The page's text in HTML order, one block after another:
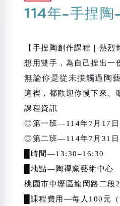
114年-手捏
【手捏陶創作課程｜熱烈
想用雙手，為自己捏出一
無論你是從未接觸過陶
這裡，都歡迎你慢下來、
課程資訊
◎第一班—114年7 月 17 日
◎第二班—114年7 月 31 日
時間—13:30–16:30
地點—陶禪窯藝術中心
桃園市中壢區龍岡路二段
課程費用—每人 100 元